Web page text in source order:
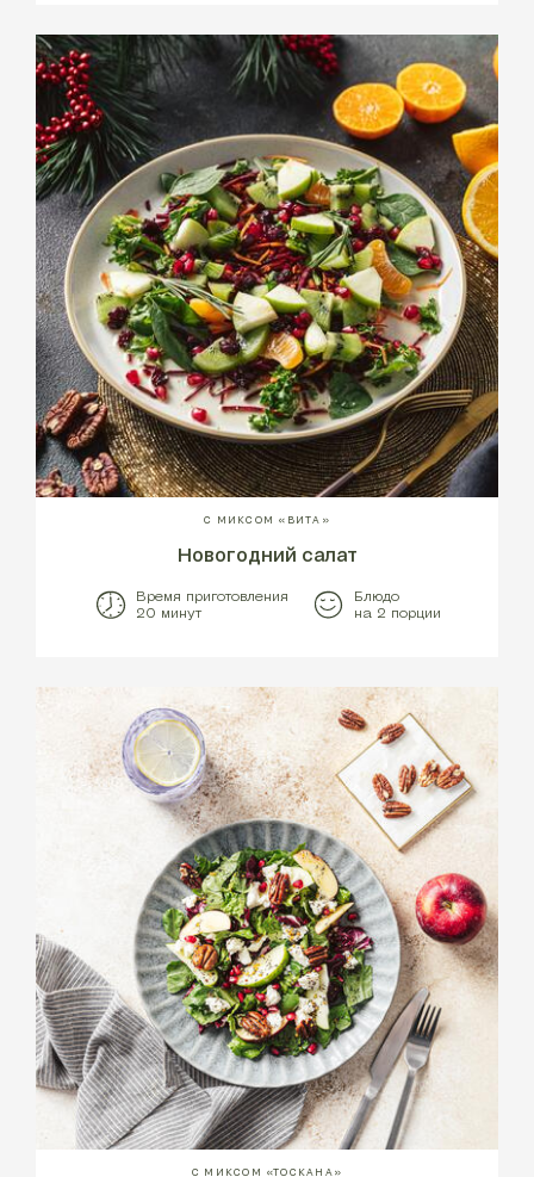
С МИКСОМ «ВИТА»
Новогодний салат
Время приготовления
20 минут
Блюдо
на 2 порции
С МИКСОМ «ТОСКАНА»